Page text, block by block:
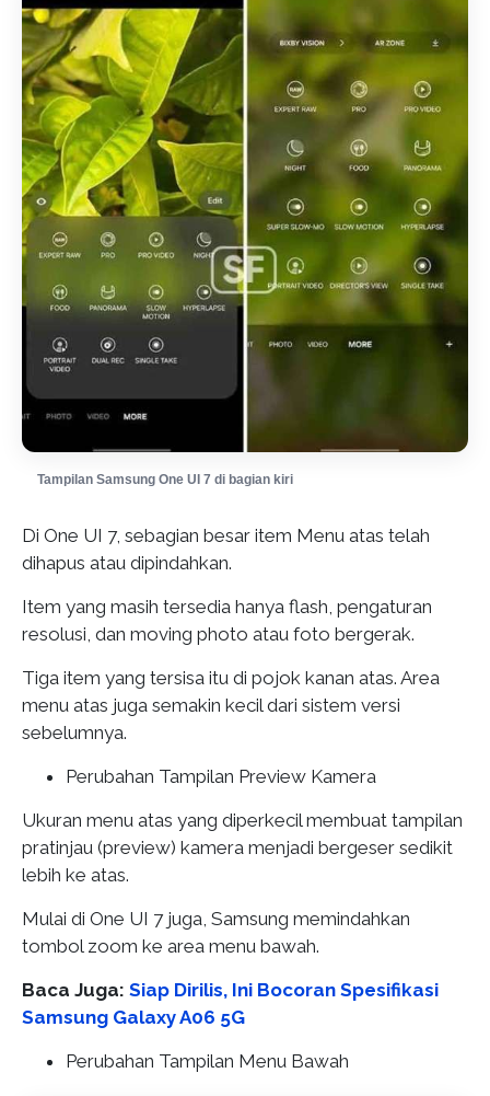
Tampilan Samsung One UI 7 di bagian kiri
Di One UI 7, sebagian besar item Menu atas telah
dihapus atau dipindahkan.
Item yang masih tersedia hanya flash, pengaturan
resolusi, dan moving photo atau foto bergerak.
Tiga item yang tersisa itu di pojok kanan atas. Area
menu atas juga semakin kecil dari sistem versi
sebelumnya.
Perubahan Tampilan Preview Kamera
Ukuran menu atas yang diperkecil membuat tampilan
pratinjau (preview) kamera menjadi bergeser sedikit
lebih ke atas.
Mulai di One UI 7 juga, Samsung memindahkan
tombol zoom ke area menu bawah.
Baca Juga: Siap Dirilis, Ini Bocoran Spesifikasi
Samsung Galaxy A06 5G
Perubahan Tampilan Menu Bawah